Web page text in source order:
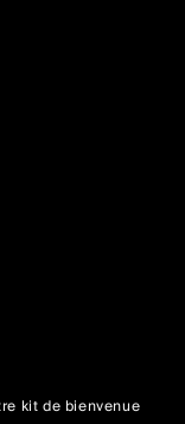
kit de bienvenue